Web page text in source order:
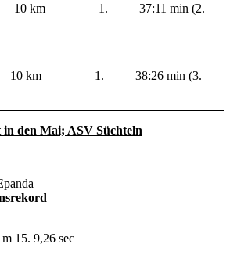
km 1. 37:11 min (2.
10 km 1. 38:26 min (3.
Mai; ASV Süchteln
15. 9,26 sec